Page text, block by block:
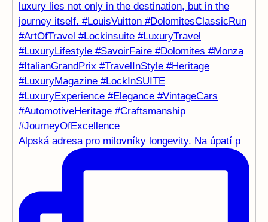
Alpská adresa pro milovníky longevity. Na úpatí p